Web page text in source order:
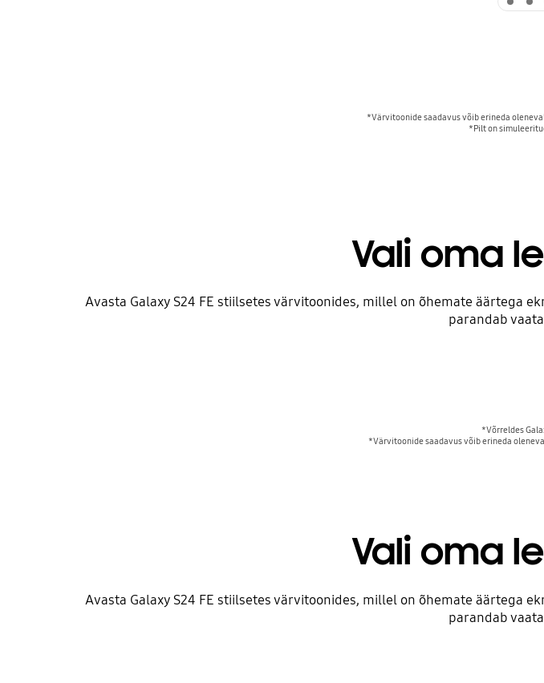
*Värvitoonide saadavus võib erineda
Vali oma
Avasta Galaxy S24 FE stiilsetes värvitoonides, millel on õhemate äärtega
parandab
*Võrreldes
*Värvitoonide saadavus võib erineda
Vali oma
Avasta Galaxy S24 FE stiilsetes värvitoonides, millel on õhemate äärtega
parandab